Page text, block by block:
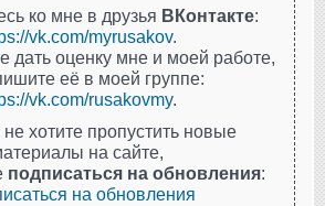
ко мне в друзья ВКонтакте:
vk.com/myrusakov.
дать оценку мне и моей работе,
её в моей группе:
vk.com/rusakovmy.
хотите пропустить новые
на сайте,
подписаться на обновления:
на обновления